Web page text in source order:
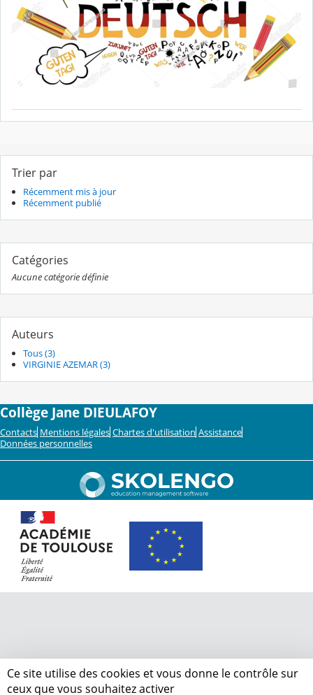
Trier par
Récemment mis à jour
Récemment publié
Catégories
Aucune catégorie définie
Auteurs
Tous (3)
VIRGINIE AZEMAR (3)
Collège Jane DIEULAFOY
Contacts Mentions légales Chartes d'utilisation Assistance
Données personnelles
Ce site utilise des cookies et vous donne le contrôle sur
ceux que vous souhaitez activer